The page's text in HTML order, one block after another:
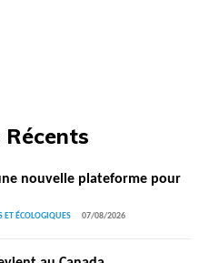
nouvelle plateforme pour
ET ÉCOLOGIQUES 07/08/2026